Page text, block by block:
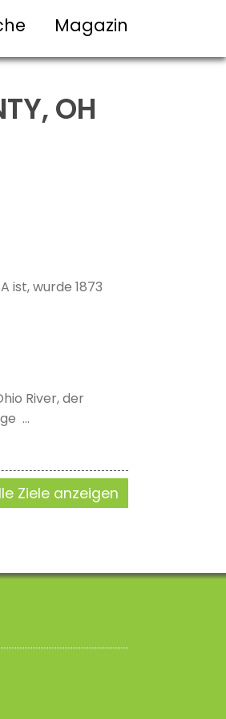
Magazin
OH
ist, wurde 1873
River, der
...
Ziele anzeigen